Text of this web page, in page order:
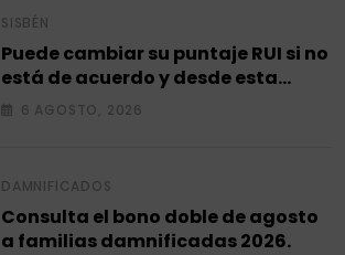
SISBÉN
Puede cambiar su puntaje RUI si no
está de acuerdo y desde esta
fecha empieza a regir en el 2026.
6 AGOSTO, 2026
DAMNIFICADOS
Consulta el bono doble de agosto
a familias damnificadas 2026.